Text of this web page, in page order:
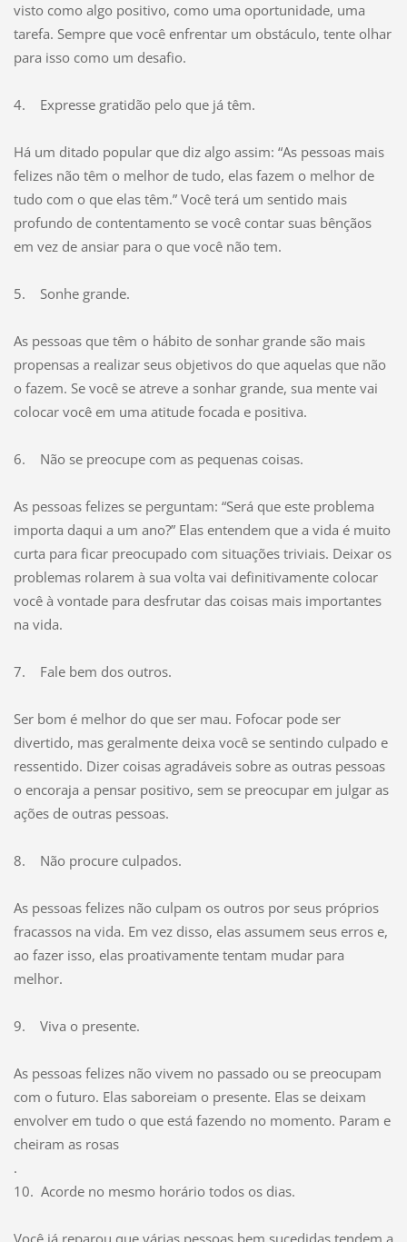
visto como algo positivo, como uma oportunidade, uma
tarefa. Sempre que você enfrentar um obstáculo, tente olhar
para isso como um desafio.
4. Expresse gratidão pelo que já têm.
Há um ditado popular que diz algo assim: “As pessoas mais
felizes não têm o melhor de tudo, elas fazem o melhor de
tudo com o que elas têm.” Você terá um sentido mais
profundo de contentamento se você contar suas bênçãos
em vez de ansiar para o que você não tem.
5. Sonhe grande.
As pessoas que têm o hábito de sonhar grande são mais
propensas a realizar seus objetivos do que aquelas que não
o fazem. Se você se atreve a sonhar grande, sua mente vai
colocar você em uma atitude focada e positiva.
6. Não se preocupe com as pequenas coisas.
As pessoas felizes se perguntam: “Será que este problema
importa daqui a um ano?” Elas entendem que a vida é muito
curta para ficar preocupado com situações triviais. Deixar os
problemas rolarem à sua volta vai definitivamente colocar
você à vontade para desfrutar das coisas mais importantes
na vida.
7. Fale bem dos outros.
Ser bom é melhor do que ser mau. Fofocar pode ser
divertido, mas geralmente deixa você se sentindo culpado e
ressentido. Dizer coisas agradáveis sobre as outras pessoas
o encoraja a pensar positivo, sem se preocupar em julgar as
ações de outras pessoas.
8. Não procure culpados.
As pessoas felizes não culpam os outros por seus próprios
fracassos na vida. Em vez disso, elas assumem seus erros e,
ao fazer isso, elas proativamente tentam mudar para
melhor.
9. Viva o presente.
As pessoas felizes não vivem no passado ou se preocupam
com o futuro. Elas saboreiam o presente. Elas se deixam
envolver em tudo o que está fazendo no momento. Param e
cheiram as rosas
.
10. Acorde no mesmo horário todos os dias.